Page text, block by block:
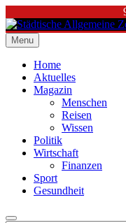
to
content
Städtische Allgemeine
Menu
Home
Aktuelles
Magazin
Menschen
Reisen
Wissen
Politik
Wirtschaft
Finanzen
Sport
Gesundheit